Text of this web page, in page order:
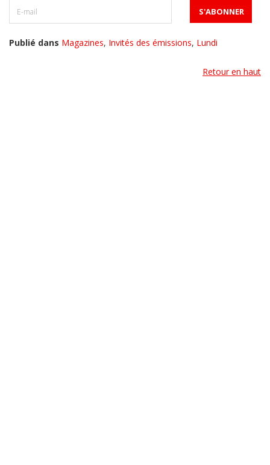
Publié dans Magazines, Invités des émissions, Lundi
Retour en haut